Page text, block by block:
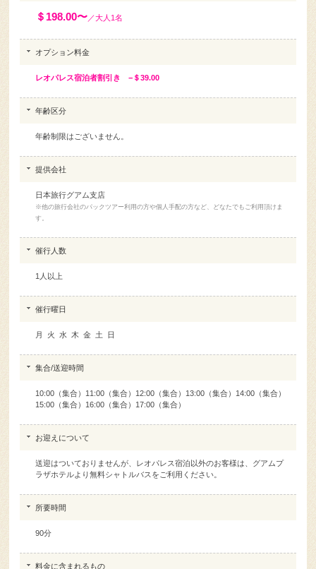
＄198.00〜／大人1名
オプション料金
レオパレス宿泊者割引き −＄39.00
年齢区分
年齢制限はございません。
提供会社
日本旅行グアム支店
※他の旅行会社のパックツアー利用の方や個人手配の方など、どなたでもご利用頂けま
す。
催行人数
1人以上
催行曜日
月 火 水 木 金 土 日
集合/送迎時間
10:00（集合）11:00（集合）12:00（集合）13:00（集合）14:00（集合）
15:00（集合）16:00（集合）17:00（集合）
お迎えについて
送迎はついておりませんが、レオパレス宿泊以外のお客様は、グアムプ
ラザホテルより無料シャトルバスをご利用ください。
所要時間
90分
料金に含まれるもの